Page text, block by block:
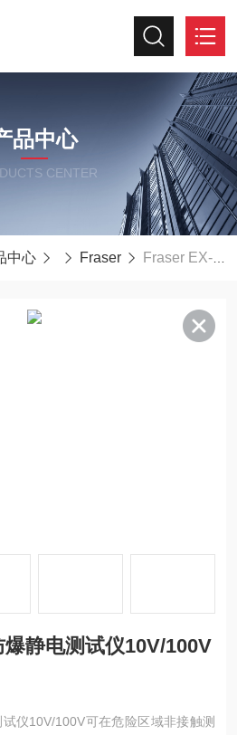
品中心
CENTER
中心 Fraser Fraser EX-715防爆静电测试仪10V/100V
静电测试仪10V/100V
仪10V/100V可在危险区域非接触测